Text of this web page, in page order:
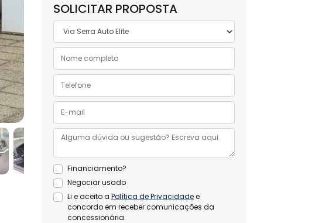
SOLICITAR PROPOSTA
Financiamento?
Negociar usado
Li e aceito a Política de Privacidadee
concordo em receber comunicações da
concessionária.